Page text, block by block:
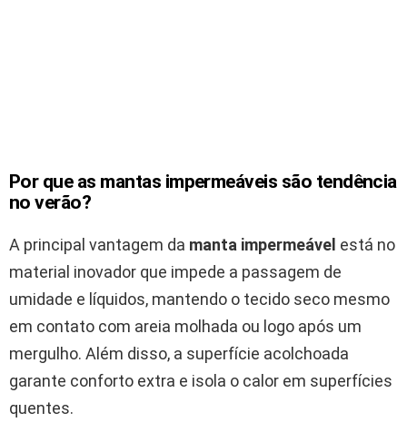
Por que as mantas impermeáveis são tendência
no verão?
A principal vantagem da manta impermeável está no
material inovador que impede a passagem de
umidade e líquidos, mantendo o tecido seco mesmo
em contato com areia molhada ou logo após um
mergulho. Além disso, a superfície acolchoada
garante conforto extra e isola o calor em superfícies
quentes.